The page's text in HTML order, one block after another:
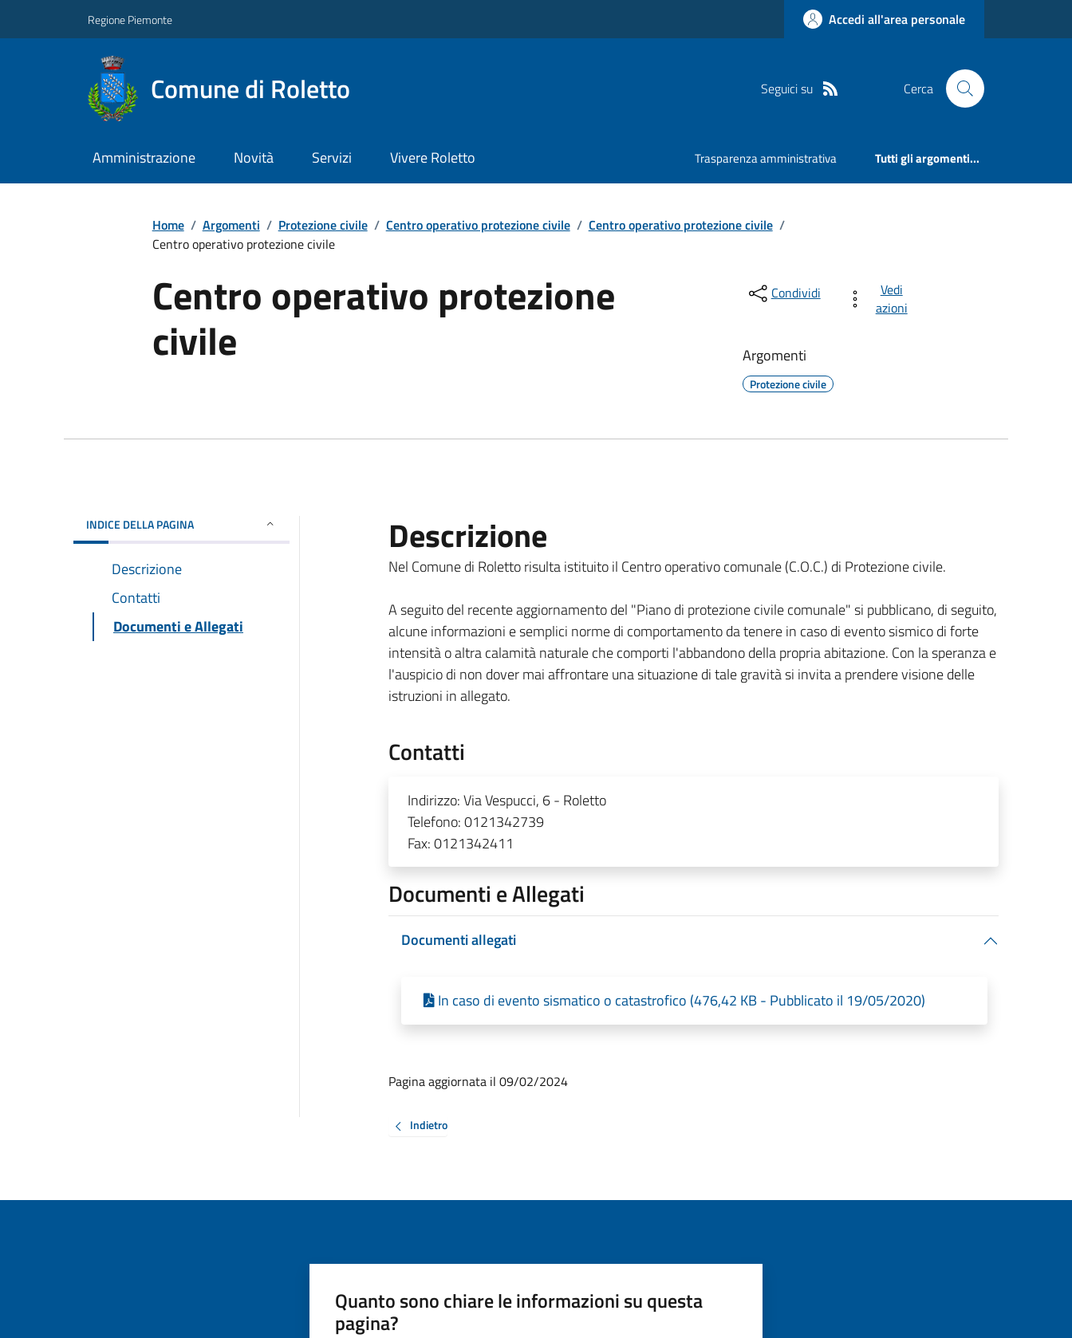
Regione Piemonte Accedi all'area personale
Comune di Roletto Seguici su Cerca
Amministrazione Novità Servizi Vivere Roletto Trasparenza amministrativa Tutti gli argomenti...
Home / Argomenti / Protezione civile / Centro operativo protezione civile / Centro operativo protezione civile /
Centro operativo protezione civile
Centro operativo protezione
civile
Condividi
Vedi
azioni
Argomenti
Protezione civile
INDICE DELLA PAGINA
Descrizione
Contatti
Documenti e Allegati
Descrizione
Nel Comune di Roletto risulta istituito il Centro operativo comunale (C.O.C.) di Protezione civile.
A seguito del recente aggiornamento del "Piano di protezione civile comunale" si pubblicano, di seguito,
alcune informazioni e semplici norme di comportamento da tenere in caso di evento sismico di forte
intensità o altra calamità naturale che comporti l'abbandono della propria abitazione. Con la speranza e
l'auspicio di non dover mai affrontare una situazione di tale gravità si invita a prendere visione delle
istruzioni in allegato.
Contatti
Indirizzo:Via Vespucci, 6 - Roletto
Telefono:0121342739
Fax:0121342411
Documenti e Allegati
Documenti allegati
In caso di evento sismatico o catastrofico (476,42 KB - Pubblicato il 19/05/2020)
Pagina aggiornata il 09/02/2024
Indietro
Quanto sono chiare le informazioni su questa
pagina?